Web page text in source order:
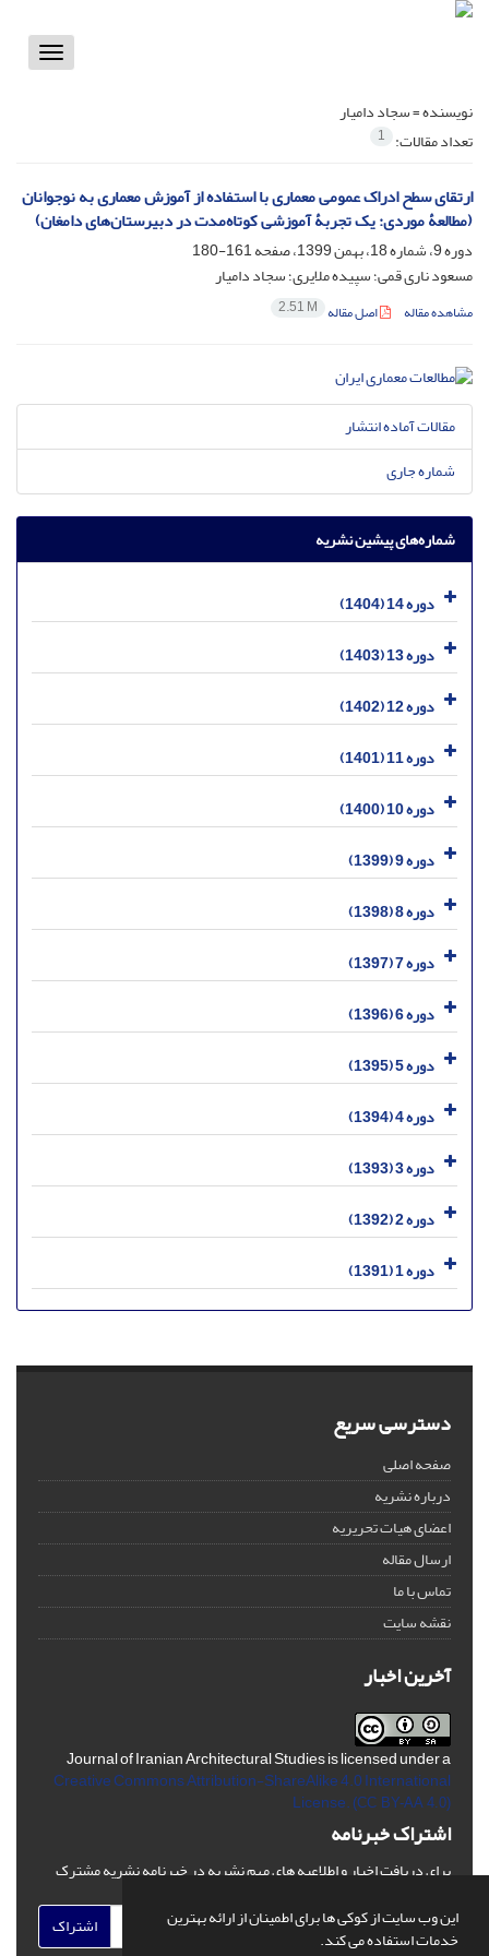
این وب سایت از کوکی ها برای اطمینان از ارائه بهترین
خدمات استفاده می کند.
Toggle
نویسنده =سجاد دامیار
تعداد مقالات: 1
ارتقای سطح ادراک عمومی معماری با استفاده از آموزش معماری به نوجوانان
(مطالعۀ موردی: یک تجربۀ آموزشی کوتاه‌مدت در دبیرستان‌های دامغان)
دوره 9، شماره 18، بهمن 1399، صفحه
161-180
مسعود ناری قمی؛ سپیده ملایری؛ سجاد دامیار
مشاهده مقاله اصل مقاله 2.51 M
مقالات آماده انتشار
شماره جاری
شماره‌های پیشین نشریه
دوره 14 (1404)
دوره 13 (1403)
دوره 12 (1402)
دوره 11 (1401)
دوره 10 (1400)
دوره 9 (1399)
دوره 8 (1398)
دوره 7 (1397)
دوره 6 (1396)
دوره 5 (1395)
دوره 4 (1394)
دوره 3 (1393)
دوره 2 (1392)
دوره 1 (1391)
دسترسی سریع
صفحه اصلی
درباره نشریه
اعضای هیات تحریریه
ارسال مقاله
تماس با ما
نقشه سایت
آخرین اخبار
Journal of Iranian Architectural Studies is licensed under a
Creative Commons Attribution-ShareAlike 4.0 International
License. (CC BY-AA 4.0)
اشتراک خبرنامه
برای دریافت اخبار و اطلاعیه های مهم نشریه در خبرنامه نشریه مشترک
اشتراک